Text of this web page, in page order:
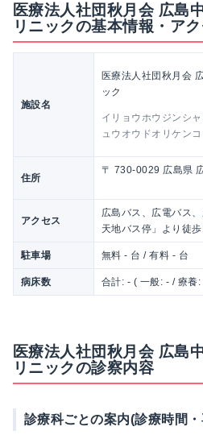
医療法人社団秋月会 広島
リニックの基本情報・ア
施設名
医療法人社団秋月会
ック
イリョウホウジンシ
ュウオウドオリケン
住所
〒 730-0029 広島県
アクセス
広島バス、広電バス
天地バス停」より徒
駐車場 無料 - 台 / 有料 - 台
病床数 合計: - ( 一般: - / 療養
医療法人社団秋月会 広島
リニックの診察内容
診療科ごとの案内(診療時間